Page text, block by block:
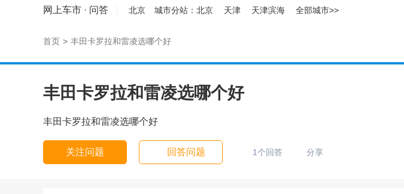
网上车市 · 问答 北京 城市分站： 北京 天津 天津滨海 全部城市>>
首页 > 丰田卡罗拉和雷凌选哪个好
丰田卡罗拉和雷凌选哪个好
丰田卡罗拉和雷凌选哪个好
关注问题 回答问题 1个回答 分享